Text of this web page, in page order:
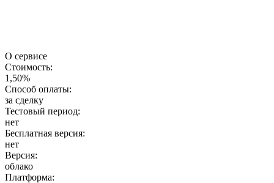
О сервисе
Стоимость:
1,50%
Способ оплаты:
за сделку
Тестовый период:
нет
Бесплатная версия:
нет
Версия:
облако
Платформа: